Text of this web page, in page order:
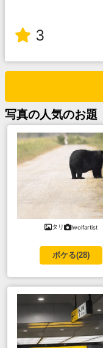
3
写真の人気のお題
タリ lwolfartist
ボケる(28)